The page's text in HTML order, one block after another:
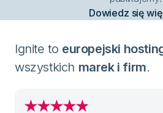
Dowiedz się
Ignite to europejski
wszystkich marek i firm.